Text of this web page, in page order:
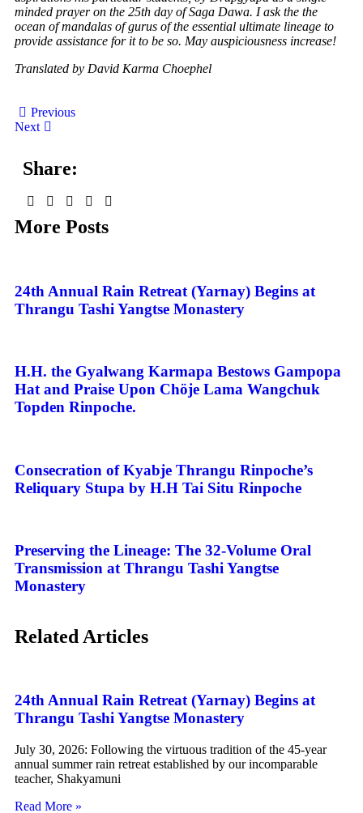
minded prayer on the 25th day of Saga Dawa. I ask the the
ocean of mandalas of gurus of the essential ultimate lineage to
provide assistance for it to be so. May auspiciousness increase!
Translated by David Karma Choephel
Previous
Next
Share:
More Posts
24th Annual Rain Retreat (Yarnay) Begins at
Thrangu Tashi Yangtse Monastery
H.H. the Gyalwang Karmapa Bestows Gampopa
Hat and Praise Upon Chöje Lama Wangchuk
Topden Rinpoche.
Consecration of Kyabje Thrangu Rinpoche’s
Reliquary Stupa by H.H Tai Situ Rinpoche
Preserving the Lineage: The 32-Volume Oral
Transmission at Thrangu Tashi Yangtse
Monastery
Related Articles
24th Annual Rain Retreat (Yarnay) Begins at
Thrangu Tashi Yangtse Monastery
July 30, 2026: Following the virtuous tradition of the 45-year
annual summer rain retreat established by our incomparable
teacher, Shakyamuni
Read More »